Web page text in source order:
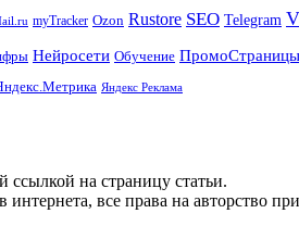
myTracker Ozon Rustore SEO Telegram
Нейросети Обучение ПромоСтраницы
Яндекс Реклама
ссылкой на страницу статьи.
все права на авторство